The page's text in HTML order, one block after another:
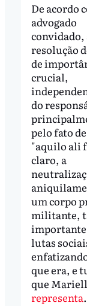
De acordo
advogado
convidado,
resolução
de
crucial,
do
pelo fato
"aquilo ali
claro, a
um corpo
militante,
importante
lutas
que era, e
que
representa.